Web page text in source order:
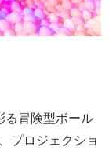
る冒険型ボール
プロジェクショ